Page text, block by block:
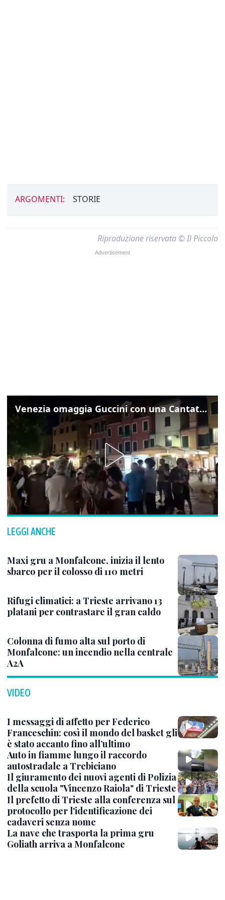
ARGOMENTI: STORIE
Riproduzione riservata © Il Piccolo
Venezia omaggia Guccini con una Cantata Anarchica in campo Santa Margherita
LEGGI ANCHE
Maxi gru a Monfalcone, inizia il lento
sbarco per il colosso di 110 metri
Rifugi climatici: a Trieste arrivano 13
platani per contrastare il gran caldo
Colonna di fumo alta sul porto di
Monfalcone: un incendio nella centrale
A2A
VIDEO
I messaggi di affetto per Federico
Franceschin: così il mondo del basket gli
è stato accanto fino all’ultimo
Auto in fiamme lungo il raccordo
autostradale a Trebiciano
Il giuramento dei nuovi agenti di Polizia
della scuola "Vincenzo Raiola" di Trieste
Il prefetto di Trieste alla conferenza sul
protocollo per l'identificazione dei
cadaveri senza nome
La nave che trasporta la prima gru
Goliath arriva a Monfalcone